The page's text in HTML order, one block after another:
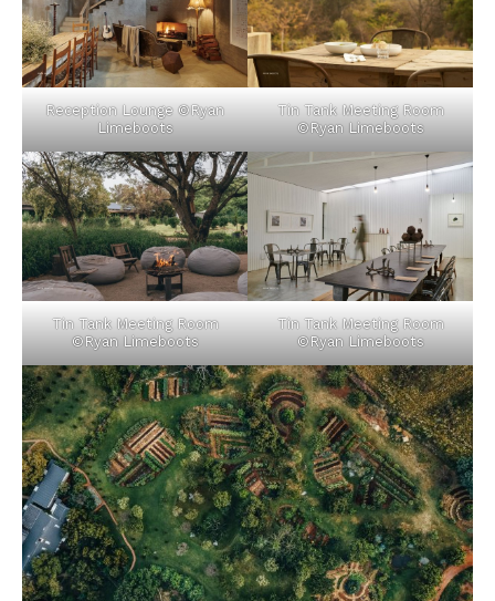
Reception Lounge ©Ryan
Limeboots
Tin Tank Meeting Room
©Ryan Limeboots
Tin Tank Meeting Room
©Ryan Limeboots
Tin Tank Meeting Room
©Ryan Limeboots